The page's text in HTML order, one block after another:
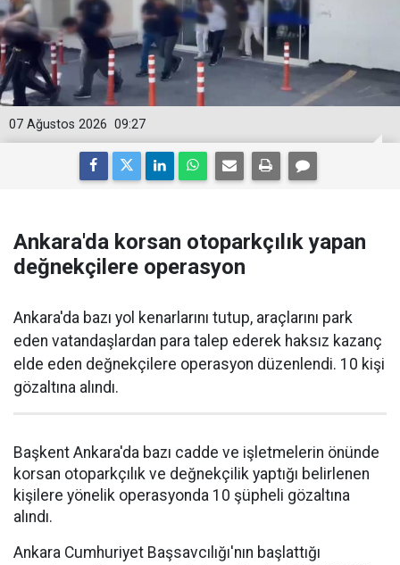
09:27
07 Ağustos 2026
Ankara'da korsan otoparkçılık yapan
değnekçilere operasyon
Ankara'da bazı yol kenarlarını tutup, araçlarını park
eden vatandaşlardan para talep ederek haksız kazanç
elde eden değnekçilere operasyon düzenlendi. 10 kişi
gözaltına alındı.
Başkent Ankara'da bazı cadde ve işletmelerin önünde
korsan otoparkçılık ve değnekçilik yaptığı belirlenen
kişilere yönelik operasyonda 10 şüpheli gözaltına
alındı.
Ankara Cumhuriyet Başsavcılığı'nın başlattığı